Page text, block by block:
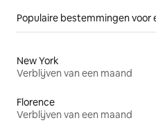
Populaire bestemmingen voor
New York
Verblijven van een maand
Florence
Verblijven van een maand